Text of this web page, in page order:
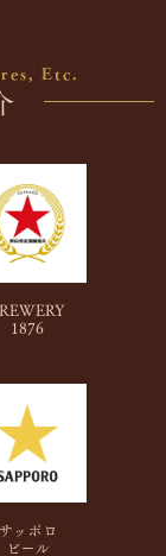
Etc.
1876
サッポロ
ビール